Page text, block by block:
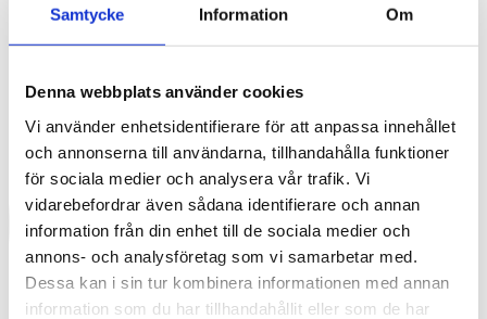
Samtycke Information Om
Denna webbplats använder cookies
Vi använder enhetsidentifierare för att anpassa innehållet
och annonserna till användarna, tillhandahålla funktioner
för sociala medier och analysera vår trafik. Vi
vidarebefordrar även sådana identifierare och annan
information från din enhet till de sociala medier och
annons- och analysföretag som vi samarbetar med.
Dessa kan i sin tur kombinera informationen med annan
information som du har tillhandahållit eller som de har